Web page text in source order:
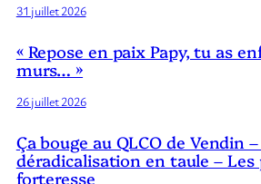
31 juillet 2026
« Repose en paix Papy, tu as
murs… »
26 juillet 2026
Ça bouge au QLCO de Vendin
déradicalisation en taule – Les
forteresse